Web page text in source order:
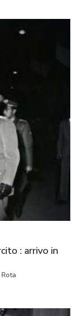
: arrivo in